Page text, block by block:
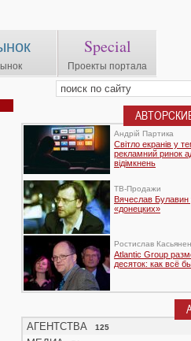
Special
Проекты портала
Андрій Партика
Світло екранів у
рекламний ринок
відімкнень
TВ-Продажи
Вячеслав
«донецких»
Ростислав
Atlantic Group
десяток: как всё
АГЕНТСТВА 125